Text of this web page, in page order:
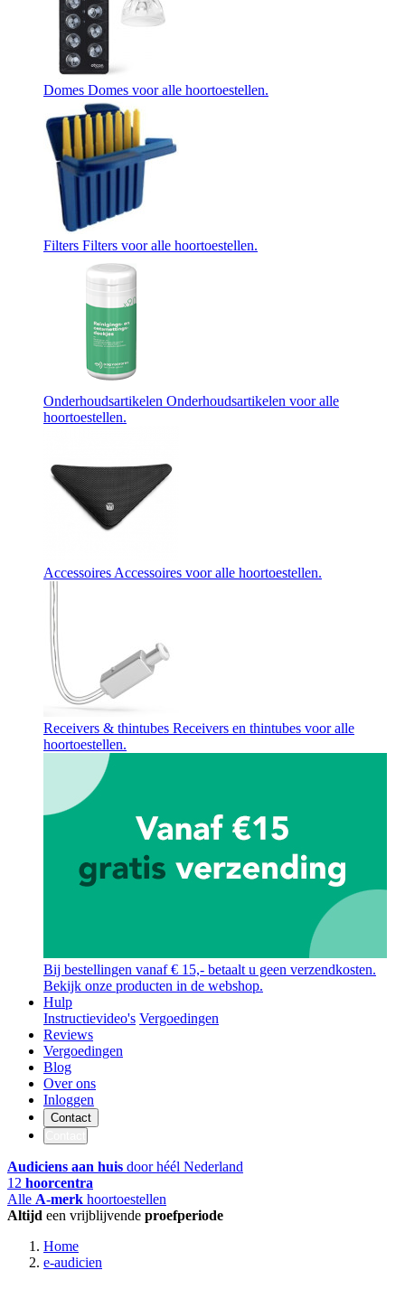
Domes Domes voor alle hoortoestellen.
Filters Filters voor alle hoortoestellen.
Onderhoudsartikelen Onderhoudsartikelen voor alle
hoortoestellen.
AccessoiresAccessoires voor alle hoortoestellen.
Receivers & thintubes Receivers en thintubes voor alle
hoortoestellen.
Bij bestellingen vanaf € 15,- betaalt u geen verzendkosten.
Bekijk onze producten in de webshop.
Hulp
Instructievideo's Vergoedingen
Reviews
Vergoedingen
Blog
Over ons
Inloggen
Contact
Audiciens aan huis door héél Nederland
12 hoorcentra
Alle A-merk hoortoestellen
Altijd een vrijblijvende proefperiode
Home
e-audicien